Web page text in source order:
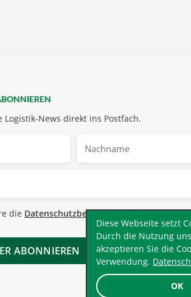
OK
Diese Webseite setzt
Durch die Nutzung
akzeptieren Sie die
Verwendung.
Logistik-News direkt ins Postfach.
die Datenschutzbestimmungen.*